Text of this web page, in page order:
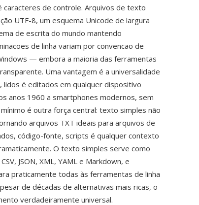
caracteres de controle. Arquivos de texto
UTF-8, um esquema Unicode de largura
de escrita do mundo mantendo
de linha variam por convencao de
— embora a maioria das ferramentas
Uma vantagem é a universalidade
é editados em qualquer dispositivo
anos 1960 a smartphones modernos, sem
é outra força central: texto simples não
arquivos TXT ideais para arquivos de
código-fonte, scripts é qualquer contexto
O texto simples serve como
JSON, XML, YAML e Markdown, e
praticamente todas às ferramentas de linha
de décadas de alternativas mais ricas, o
verdadeiramente universal.